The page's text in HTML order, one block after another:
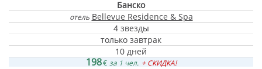
Банско
отель Bellevue Residence & Spa
4 звезды
только завтрак
10 дней
198€ за 1 чел. + СКИДКА!